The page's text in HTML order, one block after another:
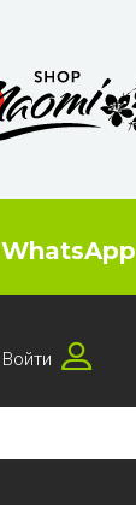
WhatsApp
Войти